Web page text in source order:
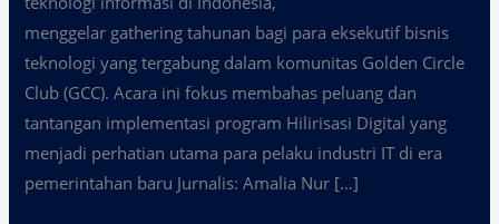
menggelar gathering tahunan bagi para eksekutif bisnis
teknologi yang tergabung dalam komunitas Golden Circle
Club (GCC). Acara ini fokus membahas peluang dan
tantangan implementasi program Hilirisasi Digital yang
menjadi perhatian utama para pelaku industri IT di era
pemerintahan baru Jurnalis: Amalia Nur […]